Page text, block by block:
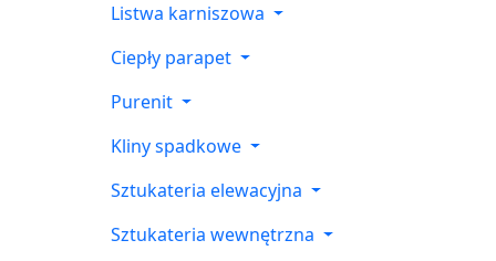
Listwa karniszowa
Ciepły parapet
Purenit
Kliny spadkowe
Sztukateria elewacyjna
Sztukateria wewnętrzna